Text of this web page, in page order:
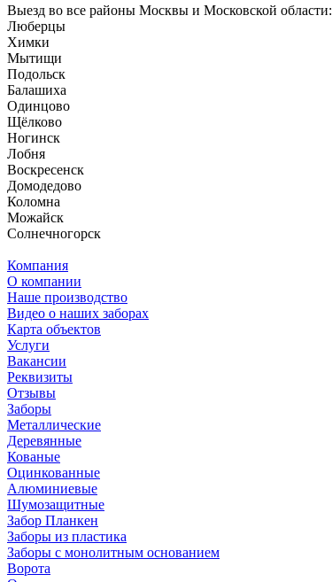
Выезд во все районы Москвы и Московской области:
Люберцы
Химки
Мытищи
Подольск
Балашиха
Одинцово
Щёлково
Ногинск
Лобня
Воскресенск
Домодедово
Коломна
Можайск
Солнечногорск
Компания
О компании
Наше производство
Видео о наших заборах
Карта объектов
Услуги
Вакансии
Реквизиты
Отзывы
Заборы
Металлические
Деревянные
Кованые
Оцинкованные
Алюминиевые
Шумозащитные
Забор Планкен
Заборы из пластика
Заборы с монолитным основанием
Ворота